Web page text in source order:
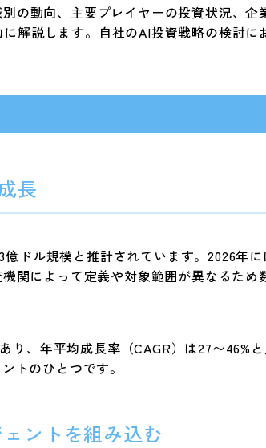
動向、主要プレイヤーの投資状況、企
解説します。自社のAI投資戦略の検討に
長
ドル規模と推計されています。2026年に
関によって定義や対象範囲が異なるため
り、年平均成長率（CAGR）は27〜46%
トのひとつです。
ントを組み込む